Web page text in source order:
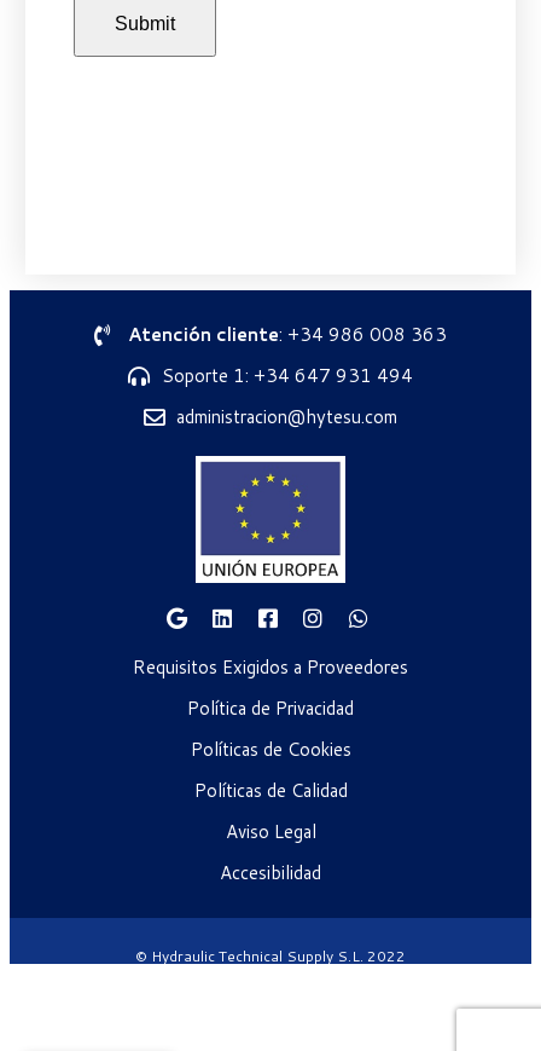
Atención cliente: +34 986 008 363
Soporte 1: +34 647 931 494
administracion@hytesu.com
Requisitos Exigidos a Proveedores
Política de Privacidad
Políticas de Cookies
Políticas de Calidad
Aviso Legal
Accesibilidad
© Hydraulic Technical Supply S.L. 2022